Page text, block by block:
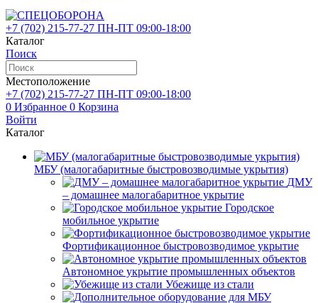
+7 (702) 215-77-27 ПН-ПТ 09:00-18:00
Каталог
Поиск
Местоположение
+7 (702) 215-77-27 ПН-ПТ 09:00-18:00
0 Избранное 0 Корзина
Войти
Каталог
МБУ (малогабаритные быстровозводимые укрытия)
ДМУ
– домашнее малогабаритное укрытие
Городское
мобильное укрытие
Фортификационное быстровозводимое укрытие
Автономное укрытие промышленных объектов
Убежище из стали